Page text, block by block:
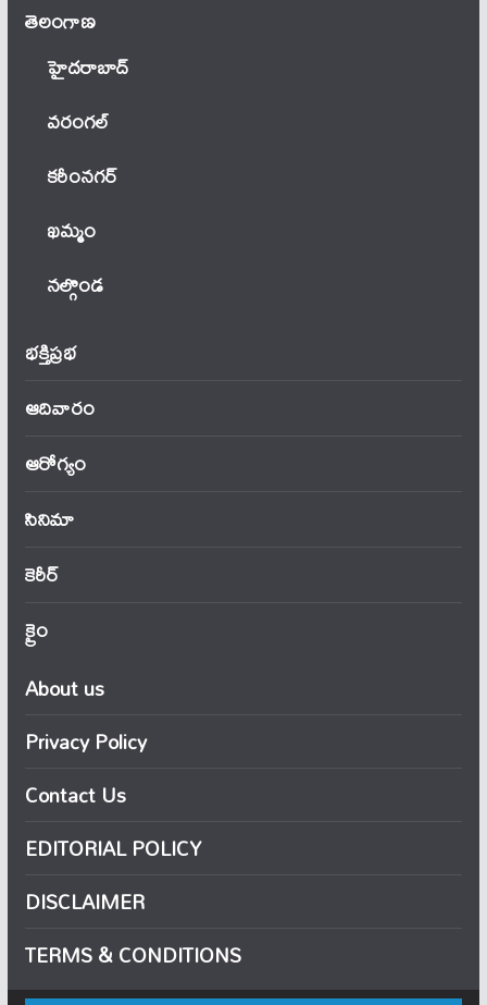
తెలంగాణ‌
హైదరాబాద్
వ‌రంగ‌ల్
కరీంనగర్
ఖ‌మ్మం
నల్గొండ
భక్తిప్రభ
ఆదివారం
ఆరోగ్యం
సినిమా
కెరీర్
క్రైం
About us
Privacy Policy
Contact Us
EDITORIAL POLICY
DISCLAIMER
TERMS & CONDITIONS